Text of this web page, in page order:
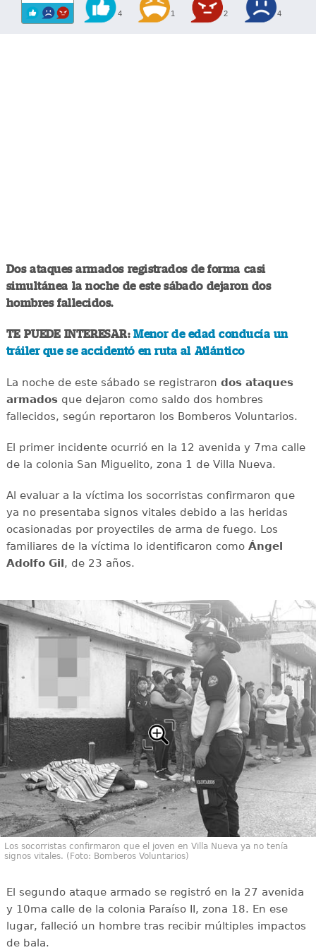
4 1 2 4
Dos ataques armados registrados de forma casi
simultánea la noche de este sábado dejaron dos
hombres fallecidos.
TE PUEDE INTERESAR:Menor de edad conducía un
tráiler que se accidentó en ruta al Atlántico
La noche de este sábado se registraron dos ataques
armadosque dejaron como saldo dos hombres
fallecidos, según reportaron los Bomberos Voluntarios.
El primer incidente ocurrió en la 12 avenida y 7ma calle
de la colonia San Miguelito, zona 1 de Villa Nueva.
Al evaluar a la víctima los socorristas confirmaron que
ya no presentaba signos vitales debido a las heridas
ocasionadas por proyectiles de arma de fuego. Los
familiares de la víctima lo identificaron comoÁngel
Adolfo Gil, de 23 años.
Los socorristas confirmaron que el joven en Villa Nueva ya no tenía
signos vitales. (Foto: Bomberos Voluntarios)
El segundo ataque armado se registró en la 27 avenida
y 10ma calle de la colonia Paraíso II, zona 18. En ese
lugar, falleció un hombre tras recibir múltiples impactos
de bala.